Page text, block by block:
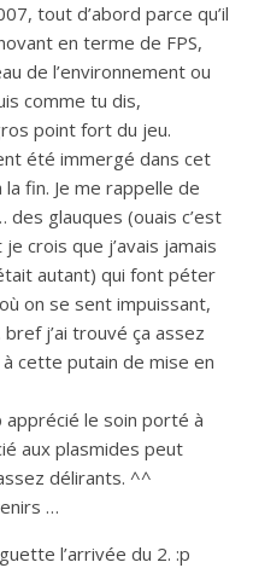
tout d’abord parce qu’il
en terme de FPS,
de l’environnement ou
comme tu dis,
point fort du jeu.
été immergé dans cet
fin. Je me rappelle de
glauques (ouais c’est
crois que j’avais jamais
autant) qui font péter
on se sent impuissant,
j’ai trouvé ça assez
cette putain de mise en
apprécié le soin porté à
aux plasmides peut
délirants. ^^
…
l’arrivée du 2. :p